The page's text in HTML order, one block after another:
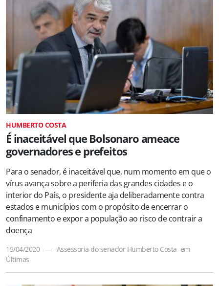
HUMBERTO COSTA
É inaceitável que Bolsonaro ameace
governadores e prefeitos
Para o senador, é inaceitável que, num momento em que o
vírus avança sobre a periferia das grandes cidades e o
interior do País, o presidente aja deliberadamente contra
estados e municípios com o propósito de encerrar o
confinamento e expor a população ao risco de contrair a
doença
15/04/2020 — Assessoria do senador Humberto Costa em
Últimas